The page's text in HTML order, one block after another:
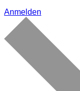
Anmelden